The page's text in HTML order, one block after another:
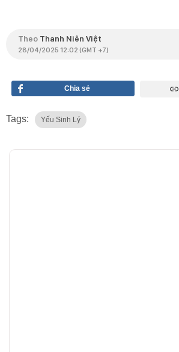
Theo Thanh Niên Việt
28/04/2025 12:02 (GMT +7)
Chia sẻ
Tags: Yếu Sinh Lý